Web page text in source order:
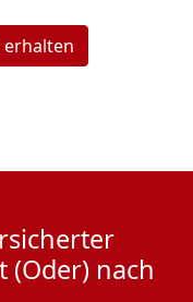
erhalten
(Oder) nach